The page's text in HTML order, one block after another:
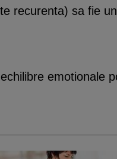
recurenta) sa fie
emotionale